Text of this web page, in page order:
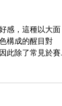
感，這種以大面
構成的醒目對
此除了常見於賽